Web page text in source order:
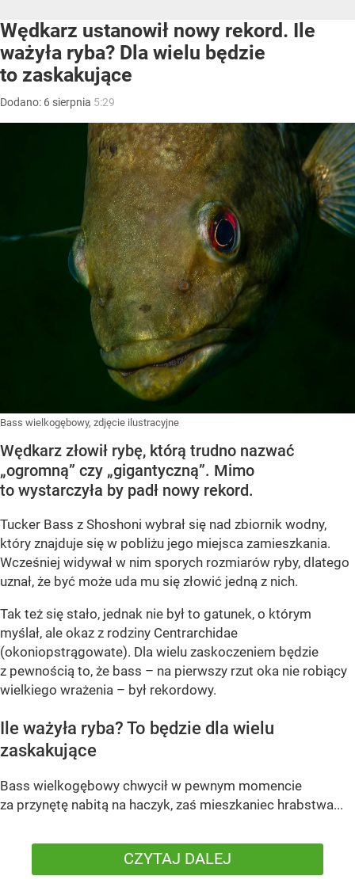
Wędkarz ustanowił nowy rekord. Ile
ważyła ryba? Dla wielu będzie
to zaskakujące
Dodano: 6 sierpnia 5:29
Bass wielkogębowy, zdjęcie ilustracyjne
Wędkarz złowił rybę, którą trudno nazwać
„ogromną” czy „gigantyczną”. Mimo
to wystarczyła by padł nowy rekord.
Tucker Bass z Shoshoni wybrał się nad zbiornik wodny,
który znajduje się w pobliżu jego miejsca zamieszkania.
Wcześniej widywał w nim sporych rozmiarów ryby, dlatego
uznał, że być może uda mu się złowić jedną z nich.
Tak też się stało, jednak nie był to gatunek, o którym
myślał, ale okaz z rodziny Centrarchidae
(okoniopstrągowate). Dla wielu zaskoczeniem będzie
z pewnością to, że bass – na pierwszy rzut oka nie robiący
wielkiego wrażenia – był rekordowy.
Ile ważyła ryba? To będzie dla wielu
zaskakujące
Bass wielkogębowy chwycił w pewnym momencie
za przynętę nabitą na haczyk, zaś mieszkaniec hrabstwa...
CZYTAJ DALEJ